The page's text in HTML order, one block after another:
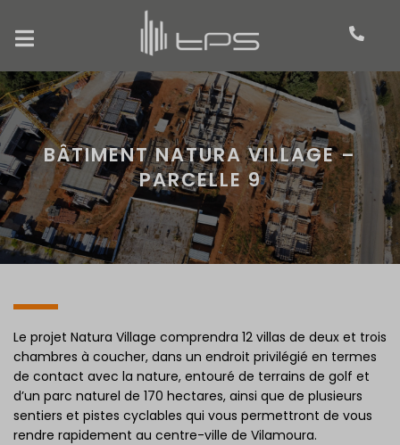
BÂTIMENT NATURA VILLAGE –
PARCELLE 9
Le projet Natura Village comprendra 12 villas de deux et trois
chambres à coucher, dans un endroit privilégié en termes
de contact avec la nature, entouré de terrains de golf et
d’un parc naturel de 170 hectares, ainsi que de plusieurs
sentiers et pistes cyclables qui vous permettront de vous
rendre rapidement au centre-ville de Vilamoura.